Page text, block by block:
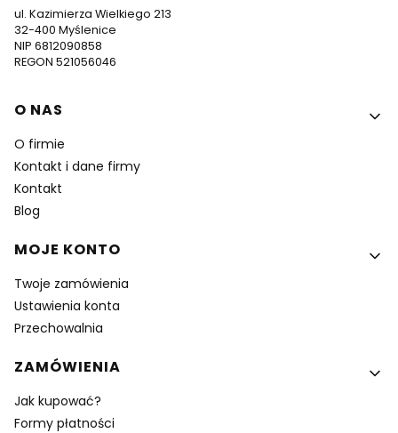
ul. Kazimierza Wielkiego 213
32-400 Myślenice
NIP 6812090858
REGON 521056046
Linki w stopce
O NAS
O firmie
Kontakt i dane firmy
Kontakt
Blog
MOJE KONTO
Twoje zamówienia
Ustawienia konta
Przechowalnia
ZAMÓWIENIA
Jak kupować?
Formy płatności